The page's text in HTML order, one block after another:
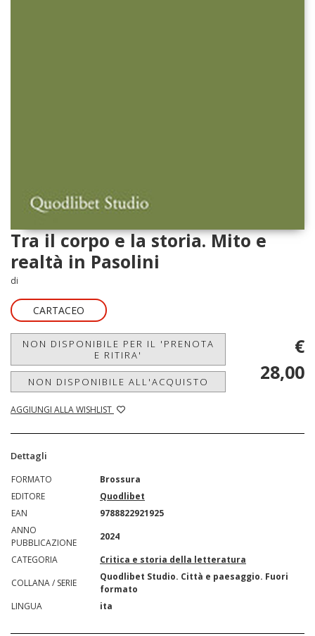
Tra il corpo e la storia. Mito e
realtà in Pasolini
di
CARTACEO
NON DISPONIBILE PER IL 'PRENOTA
E RITIRA'
NON DISPONIBILE ALL'ACQUISTO
AGGIUNGI ALLA WISHLIST
€
28,00
Dettagli
FORMATO
Brossura
EDITORE
Quodlibet
EAN
9788822921925
ANNO
PUBBLICAZIONE
2024
CATEGORIA
Critica e storia della letteratura
COLLANA / SERIE
Quodlibet Studio. Città e paesaggio. Fuori
formato
LINGUA
ita